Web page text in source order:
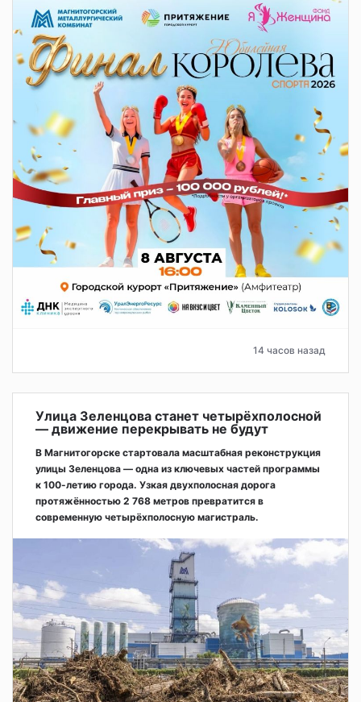
14 часов назад
Улица Зеленцова станет четырёхполосной
— движение перекрывать не будут
В Магнитогорске стартовала масштабная реконструкция
улицы Зеленцова — одна из ключевых частей программы
к 100-летию города. Узкая двухполосная дорога
протяжённостью 2 768 метров превратится в
современную четырёхполосную магистраль.